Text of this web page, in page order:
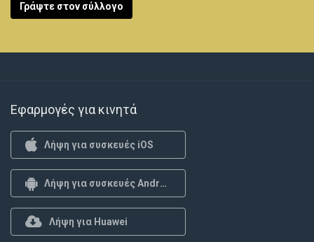
Γράψτε στον σύλλογο
Εφαρμογές για κινητά
Λήψη για συσκευές iOS
Λήψη για συσκευές Android
Λήψη για Huawei